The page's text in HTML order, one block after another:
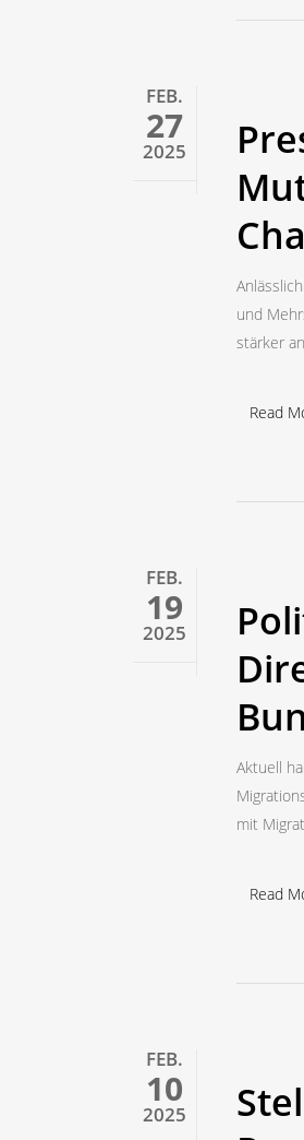
FEB.
27
2025
und
stärker
Read
FEB.
19
2025
Aktuell
mit
Read
FEB.
10
2025